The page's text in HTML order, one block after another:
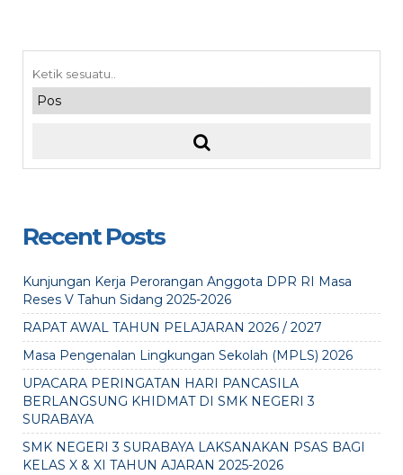
Recent Posts
Kunjungan Kerja Perorangan Anggota DPR RI Masa
Reses V Tahun Sidang 2025-2026
RAPAT AWAL TAHUN PELAJARAN 2026 / 2027
Masa Pengenalan Lingkungan Sekolah (MPLS) 2026
UPACARA PERINGATAN HARI PANCASILA
BERLANGSUNG KHIDMAT DI SMK NEGERI 3
SURABAYA
SMK NEGERI 3 SURABAYA LAKSANAKAN PSAS BAGI
KELAS X & XI TAHUN AJARAN 2025-2026